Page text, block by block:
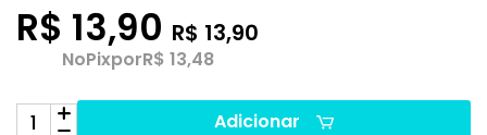
R$ 13,90 R$ 13,90
NoPixporR$ 13,48
Adicionar